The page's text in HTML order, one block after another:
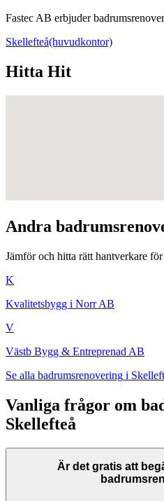
Fastec AB erbjuder
Skellefteå(huvudkontor)
Hitta Hit
Andra
Jämför och hitta rätt hantverkare
K
Kvalitetsbygg i Norr AB
V
Västb Bygg & Entreprenad AB
Se alla badrumsrenovering i
Vanliga frågor om
Skellefteå
Är det gratis att